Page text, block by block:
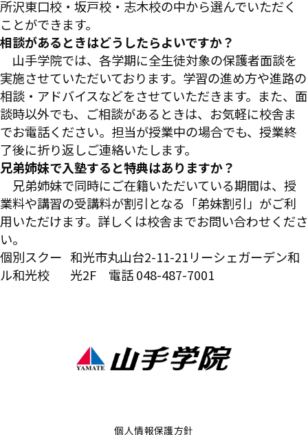
所沢東口校・坂戸校・志木校の中から選んでいただく
ことができます。
相談があるときはどうしたらよいですか？
山手学院では、各学期に全生徒対象の保護者面談を
実施させていただいております。学習の進め方や進路の
相談・アドバイスなどをさせていただきます。また、面
談時以外でも、ご相談があるときは、お気軽に校舎ま
でお電話ください。担当が授業中の場合でも、授業終
了後に折り返しご連絡いたします。
兄弟姉妹で入塾すると特典はありますか？
兄弟姉妹で同時にご在籍いただいている期間は、授
業料や講習の受講料が割引となる「弟妹割引」がご利
用いただけます。詳しくは校舎までお問い合わせくださ
い。
個別スクー
ル和光校
和光市丸山台2-11-21リーシェガーデン和
光2F 電話 048-487-7001
個人情報保護方針